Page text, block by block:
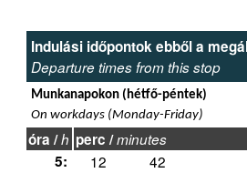
Indulási időpontok ebből a
Departure times from this stop
Munkanapokon (hétfő-péntek)
On workdays (Monday-Friday)
óra /h perc /minutes
5: 12
42